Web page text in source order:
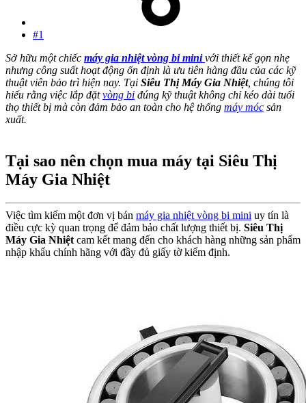
#1
Sở hữu một chiếc máy gia nhiệt vòng bi mini với thiết kế gọn nhẹ
nhưng công suất hoạt động ổn định là ưu tiên hàng đầu của các kỹ
thuật viên bảo trì hiện nay. Tại Siêu Thị Máy Gia Nhiệt, chúng tôi
hiểu rằng việc lắp đặtvòng bi đúng kỹ thuật không chỉ kéo dài tuổi
thọ thiết bị mà còn đảm bảo an toàn cho hệ thống máy móc sản
xuất.
Tại sao nên chọn mua máy tại Siêu Thị
Máy Gia Nhiệt
Việc tìm kiếm một đơn vị bán máy gia nhiệt vòng bi mini uy tín là
điều cực kỳ quan trọng để đảm bảo chất lượng thiết bị. Siêu Thị
Máy Gia Nhiệt cam kết mang đến cho khách hàng những sản phẩm
nhập khẩu chính hãng với đầy đủ giấy tờ kiểm định.